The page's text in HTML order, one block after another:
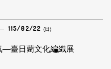
115/02/22 (日)
—臺日藺文化編織展